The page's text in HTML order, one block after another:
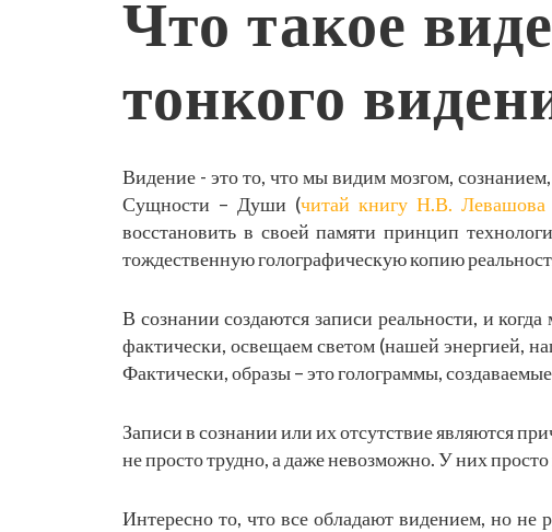
Что такое
тонкого
Видение - это то, что мы видим мозгом,
Сущности – Души (читай книгу Н.В.
восстановить в своей памяти принцип
тождественную голографическую копию
В сознании создаются записи реальности, и
фактически, освещаем светом (нашей энергией,
Фактически, образы – это голограммы,
Записи в сознании или их отсутствие являются
не просто трудно, а даже невозможно. У них
Интересно то, что все обладают видением, но